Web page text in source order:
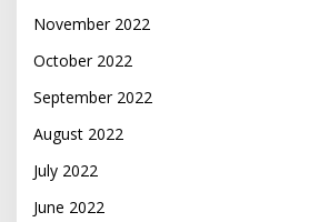
November 2022
October 2022
September 2022
August 2022
July 2022
June 2022